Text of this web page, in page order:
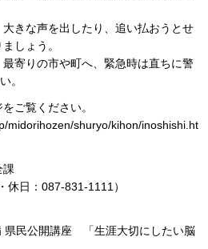
きな声を出したり、追い払おうとせ
しょう。
寄りの市や町へ、緊急時は直ちに警
。
ご覧ください。
midorihozen/shuryo/kihon/inoshishi.ht
課
休日：087-831-1111）
県民公開講座 「生涯大切にしたい脳